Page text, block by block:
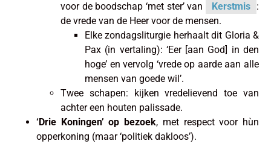
voor de boodschap ‘met ster’ van
Kerstmis :
de vrede van de Heer voor de mensen.
Elke zondagsliturgie herhaalt dit Gloria &
Pax (in vertaling): ‘Eer [aan God] in den
hoge’ en vervolg ‘vrede op aarde aan alle
mensen van goede wil’.
Twee schapen: kijken vredelievend toe van
achter een houten palissade.
‘Drie Koningen’ op bezoek, met respect voor hùn
opperkoning (maar ‘politiek dakloos’).